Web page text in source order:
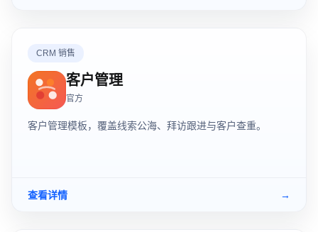
CRM 销售
客户管理
官方
客户管理模板，覆盖线索公海、拜访跟进与客户查重。
查看详情 →